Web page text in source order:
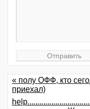
« полу ОФФ, кто
приехал)